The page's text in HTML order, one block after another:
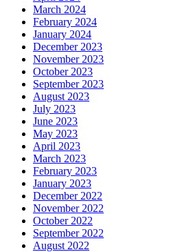
March 2024
February 2024
January 2024
December 2023
November 2023
October 2023
September 2023
August 2023
July 2023
June 2023
May 2023
April 2023
March 2023
February 2023
January 2023
December 2022
November 2022
October 2022
September 2022
August 2022